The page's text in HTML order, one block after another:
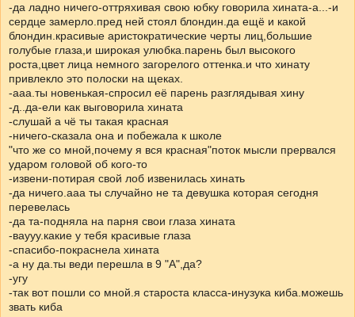
-да ладно ничего-оттряхивая свою юбку говорила хината-а...-и
сердце замерло.пред ней стоял блондин.да ещё и какой
блондин.красивые аристократические черты лиц,большие
голубые глаза,и широкая улюбка.парень был высокого
роста,цвет лица немного загорелого оттенка.и что хинату
привлекло это полоски на щеках.
-ааа.ты новенькая-спросил её парень разглядывая хину
-д..да-ели как выговорила хината
-слушай а чё ты такая красная
-ничего-сказала она и побежала к школе
"что же со мной,почему я вся красная"поток мысли прервался
ударом головой об кого-то
-извени-потирая свой лоб извенилась хинать
-да ничего.ааа ты случайно не та девушка которая сегодня
перевелась
-да та-подняла на парня свои глаза хината
-ваууу.какие у тебя красивые глаза
-спасибо-покраснела хината
-а ну да.ты веди перешла в 9 "А",да?
-угу
-так вот пошли со мной.я староста класса-инузука киба.можешь
звать киба